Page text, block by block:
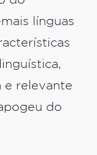
línguas
e relevante
do